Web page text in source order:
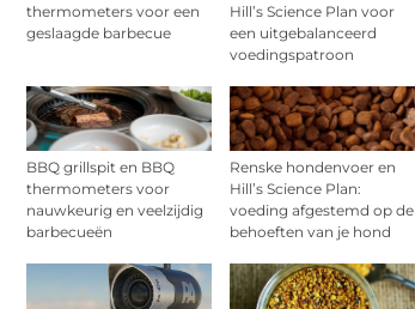
thermometers voor een
geslaagde barbecue
Hill’s Science Plan voor
een uitgebalanceerd
voedingspatroon
BBQ grillspit en BBQ
thermometers voor
nauwkeurig en veelzijdig
barbecueën
Renske hondenvoer en
Hill’s Science Plan:
voeding afgestemd op de
behoeften van je hond